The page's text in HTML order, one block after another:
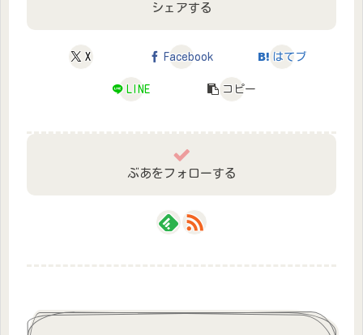
シェアする
X Facebook はてブ
LINE コピー
ぶあをフォローする